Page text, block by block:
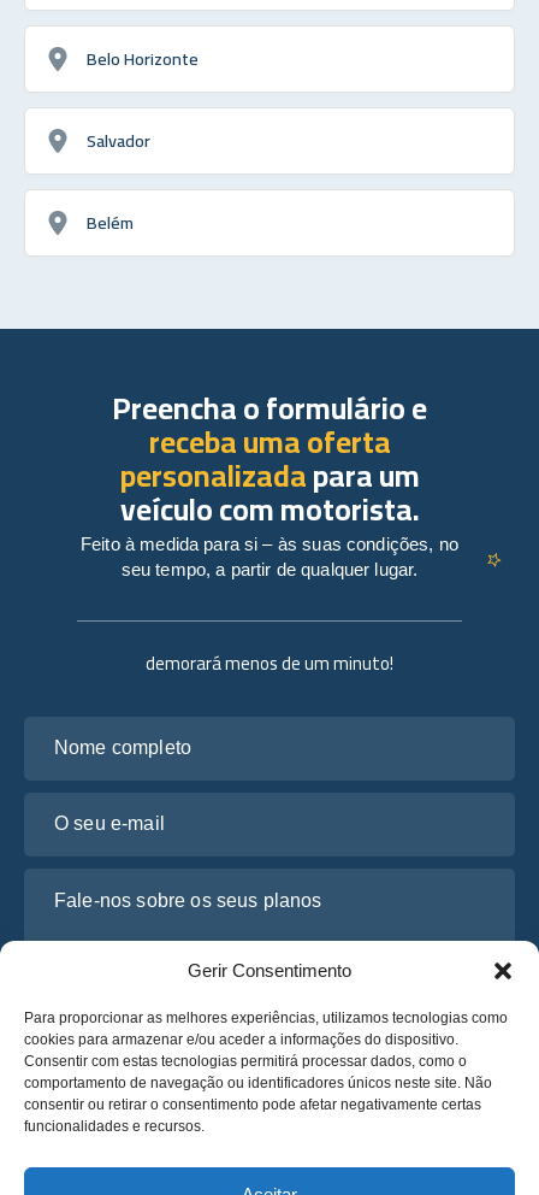
Gerir Consentimento
Para proporcionar as melhores experiências, utilizamos tecnologias como
cookies para armazenar e/ou aceder a informações do dispositivo.
Consentir com estas tecnologias permitirá processar dados, como o
comportamento de navegação ou identificadores únicos neste site. Não
consentir ou retirar o consentimento pode afetar negativamente certas
funcionalidades e recursos.
Belo Horizonte
Salvador
Belém
demorará menos de um minuto!
Li e concordo com a
Obtenha um Orçamento
Preencha o formulário e
receba uma oferta
personalizadapara um
veículo com motorista.
Feito à medida para si – às suas condições, no
seu tempo, a partir de qualquer lugar.